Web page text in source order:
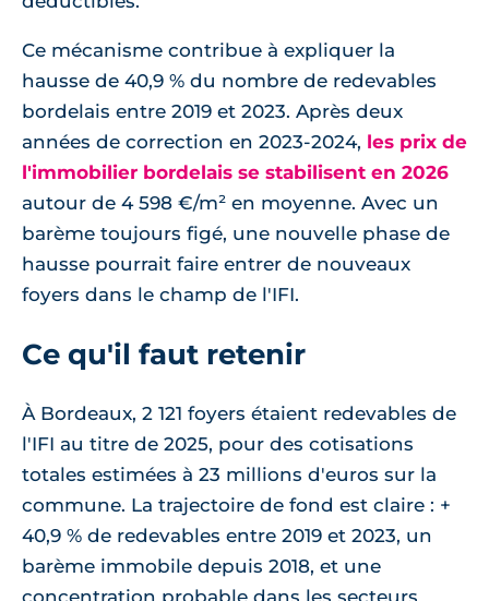
Ce mécanisme contribue à expliquer la
hausse de 40,9 % du nombre de redevables
bordelais entre 2019 et 2023. Après deux
années de correction en 2023-2024, les prix de
l'immobilier bordelais se stabilisent en 2026
autour de 4 598 €/m² en moyenne. Avec un
barème toujours figé, une nouvelle phase de
hausse pourrait faire entrer de nouveaux
foyers dans le champ de l'IFI.
Ce qu'il faut retenir
À Bordeaux, 2 121 foyers étaient redevables de
l'IFI au titre de 2025, pour des cotisations
totales estimées à 23 millions d'euros sur la
commune. La trajectoire de fond est claire : +
40,9 % de redevables entre 2019 et 2023, un
barème immobile depuis 2018, et une